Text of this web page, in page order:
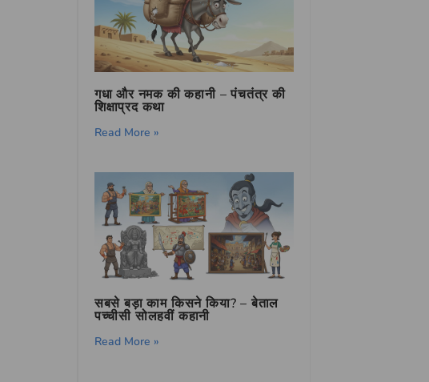
गधा और नमक की कहानी – पंचतंत्र की
शिक्षाप्रद कथा
Read More »
सबसे बड़ा काम किसने किया? – बेताल
पच्चीसी सोलहवीं कहानी
Read More »